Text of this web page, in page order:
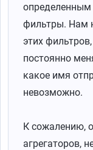
фильтры. Нам
этих
постоянно
какое имя
невозможно.
К сожалению,
агрегаторов,